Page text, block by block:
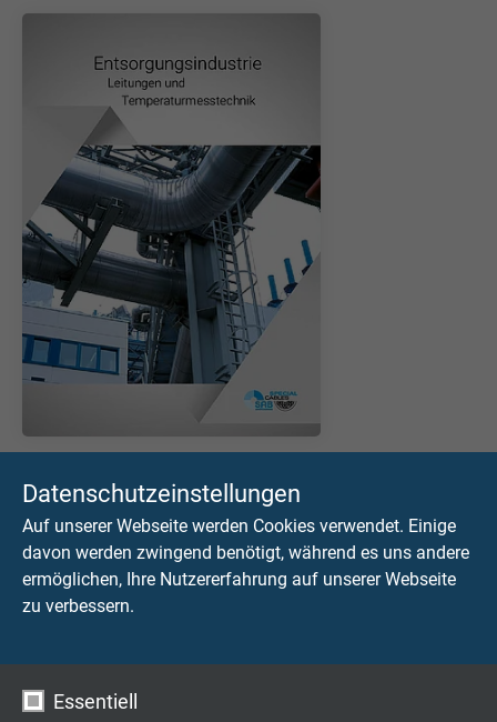
Datenschutzeinstellungen
Auf unserer Webseite werden Cookies verwendet. Einige
davon werden zwingend benötigt, während es uns andere
ermöglichen, Ihre Nutzererfahrung auf unserer Webseite
zu verbessern.
Essentiell
Produktübersicht Kabel und
Leitungen für die
Entsorgungsindustrie
Festoon-Leitungen